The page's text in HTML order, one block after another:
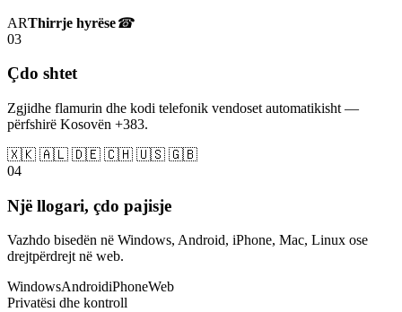
ARThirrje hyrëse☎
03
Çdo shtet
Zgjidhe flamurin dhe kodi telefonik vendoset automatikisht —
përfshirë Kosovën +383.
🇽🇰 🇦🇱 🇩🇪 🇨🇭 🇺🇸 🇬🇧
04
Një llogari, çdo pajisje
Vazhdo bisedën në Windows, Android, iPhone, Mac, Linux ose
drejtpërdrejt në web.
WindowsAndroidiPhoneWeb
Privatësi dhe kontroll